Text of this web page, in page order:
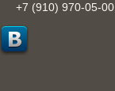
+7 (910) 970-05-00